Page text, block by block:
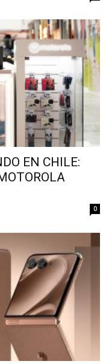
EN CHILE:
0